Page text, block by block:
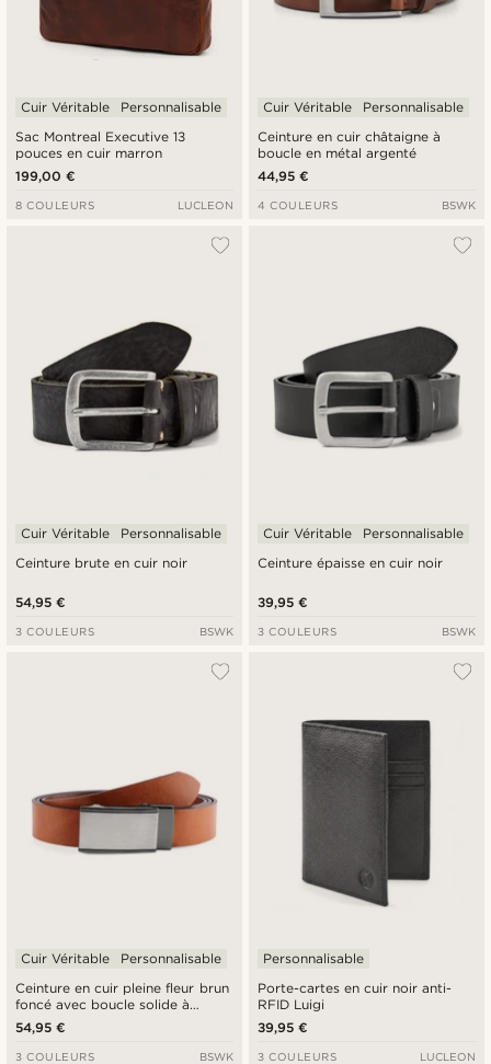
Sac Montreal Executive 13
pouces en cuir marron
Cuir Véritable Personnalisable
199,00 €
8 COULEURS LUCLEON
Ceinture en cuir châtaigne à
boucle en métal argenté
Cuir Véritable Personnalisable
44,95 €
4 COULEURS BSWK
Ceinture brute en cuir noir
Cuir Véritable Personnalisable
54,95 €
3 COULEURS BSWK
Ceinture épaisse en cuir noir
Cuir Véritable Personnalisable
39,95 €
3 COULEURS BSWK
Ceinture en cuir pleine fleur brun
foncé avec boucle solide à
verrouillage automatique
Cuir Véritable Personnalisable
54,95 €
3 COULEURS BSWK
Porte-cartes en cuir noir anti-
RFID Luigi
Personnalisable
39,95 €
3 COULEURS LUCLEON